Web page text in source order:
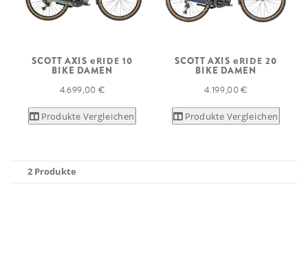
SCOTT AXISeRIDE 10
BIKE DAMEN
4.699,00 €
Produkte Vergleichen
SCOTT AXISeRIDE 20
BIKE DAMEN
4.199,00 €
Produkte Vergleichen
2 Produkte